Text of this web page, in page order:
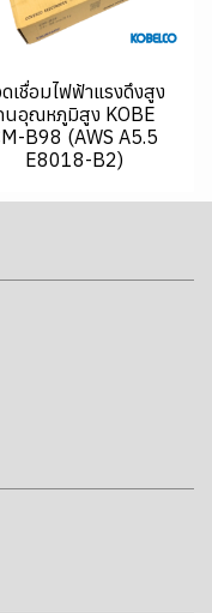
เชื่อมไฟฟ้าแรงดึงสูง
นอุณหภูมิสูง KOBE
B98 (AWS A5.5
E8018-B2)